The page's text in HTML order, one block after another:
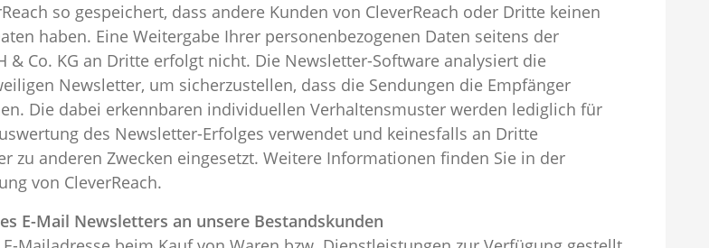
so gespeichert, dass andere Kunden von CleverReach oder Dritte keinen
haben. Eine Weitergabe Ihrer personenbezogenen Daten seitens der
& Co. KG an Dritte erfolgt nicht. Die Newsletter-Software analysiert die
Newsletter, um sicherzustellen, dass die Sendungen die Empfänger
Die dabei erkennbaren individuellen Verhaltensmuster werden lediglich für
des Newsletter-Erfolges verwendet und keinesfalls an Dritte
zu anderen Zwecken eingesetzt. Weitere Informationen finden Sie in der
von CleverReach.
E-Mail Newsletters an unsere Bestandskunden